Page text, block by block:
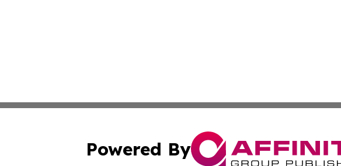
Powered By